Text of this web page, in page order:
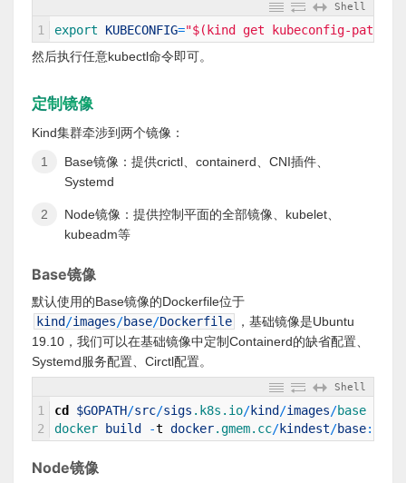
Shell
1 export KUBECONFIG="$(kind get kubeconfig-path)"
然后执行任意kubectl命令即可。
定制镜像
Kind集群牵涉到两个镜像：
Base镜像：提供crictl、containerd、CNI插件、
Systemd
Node镜像：提供控制平面的全部镜像、kubelet、
kubeadm等
Base镜像
默认使用的Base镜像的Dockerfile位于
kind /images/base/Dockerfile
，基础镜像是Ubuntu
19.10，我们可以在基础镜像中定制Containerd的缺省配置、
Systemd服务配置、Circtl配置。
Shell
1
2
cd $GOPATH/src/sigs .k8s .io/kind /images/base
docker
build -t docker.gmem.cc/kindest/base:
Node镜像